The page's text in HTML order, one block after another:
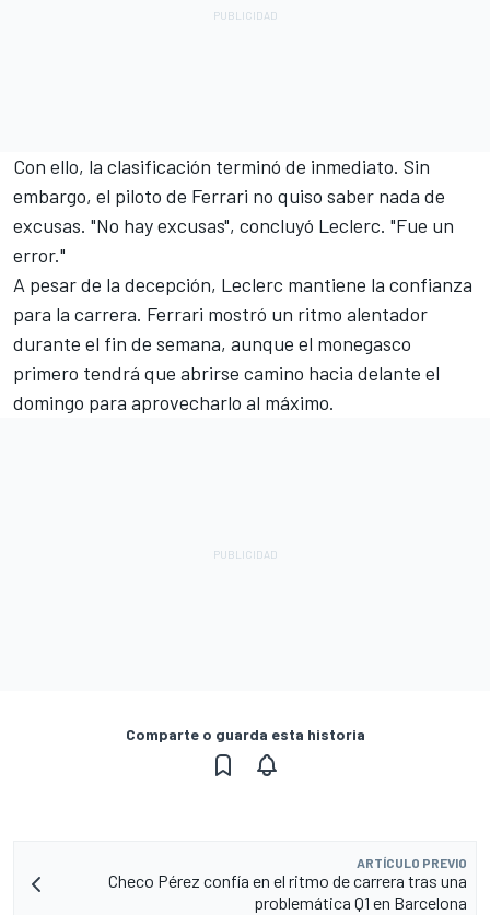
Con ello, la clasificación terminó de inmediato. Sin
embargo, el piloto de Ferrari no quiso saber nada de
excusas. "No hay excusas", concluyó Leclerc. "Fue un
error."
A pesar de la decepción, Leclerc mantiene la confianza
para la carrera. Ferrari mostró un ritmo alentador
durante el fin de semana, aunque el monegasco
primero tendrá que abrirse camino hacia delante el
domingo para aprovecharlo al máximo.
Comparte o guarda esta historia
ARTÍCULO PREVIO
Checo Pérez confía en el ritmo de carrera tras una
problemática Q1 en Barcelona